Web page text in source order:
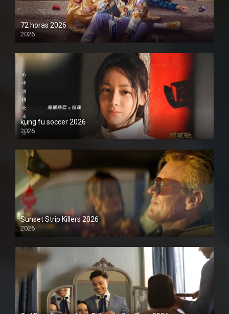
72 horas 2026
2026
1080P
kung fu soccer 2026
2026
1080P
Sunset Strip Killers 2026
2026
1080P